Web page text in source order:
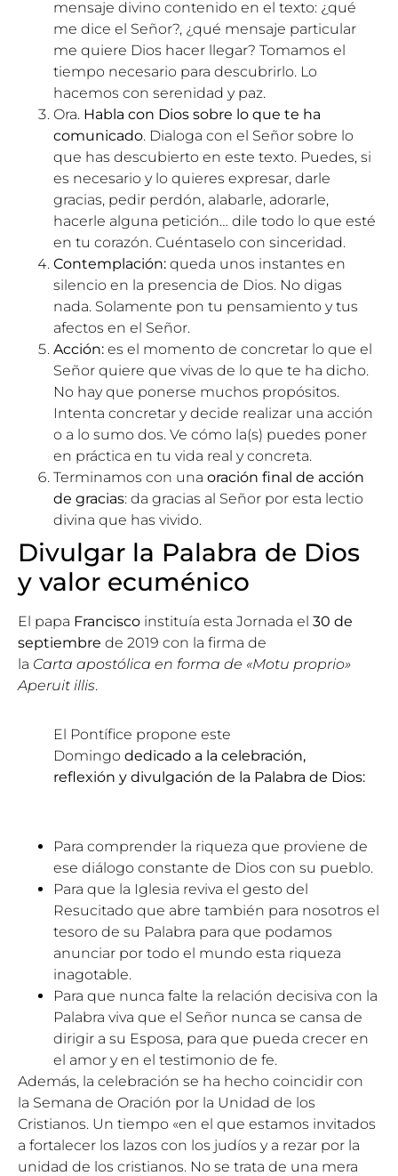
mensaje divino contenido en el texto: ¿qué
me dice el Señor?, ¿qué mensaje particular
me quiere Dios hacer llegar? Tomamos el
tiempo necesario para descubrirlo. Lo
hacemos con serenidad y paz.
Ora. Habla con Dios sobre lo que te ha
comunicado. Dialoga con el Señor sobre lo
que has descubierto en este texto. Puedes, si
es necesario y lo quieres expresar, darle
gracias, pedir perdón, alabarle, adorarle,
hacerle alguna petición… dile todo lo que esté
en tu corazón. Cuéntaselo con sinceridad.
Contemplación: queda unos instantes en
silencio en la presencia de Dios. No digas
nada. Solamente pon tu pensamiento y tus
afectos en el Señor.
Acción: es el momento de concretar lo que el
Señor quiere que vivas de lo que te ha dicho.
No hay que ponerse muchos propósitos.
Intenta concretar y decide realizar una acción
o a lo sumo dos. Ve cómo la(s) puedes poner
en práctica en tu vida real y concreta.
Terminamos con una oración final de acción
de gracias: da gracias al Señor por esta lectio
divina que has vivido.
Divulgar la Palabra de Dios
y valor ecuménico
El papa Francisco instituía esta Jornada el 30 de
septiembre de 2019 con la firma de
la Carta apostólica en forma de «Motu proprio»
Aperuit illis.
El Pontífice propone este
Domingo dedicado a la celebración,
reflexión y divulgación de la Palabra de Dios:
Para comprender la riqueza que proviene de
ese diálogo constante de Dios con su pueblo.
Para que la Iglesia reviva el gesto del
Resucitado que abre también para nosotros el
tesoro de su Palabra para que podamos
anunciar por todo el mundo esta riqueza
inagotable.
Para que nunca falte la relación decisiva con la
Palabra viva que el Señor nunca se cansa de
dirigir a su Esposa, para que pueda crecer en
el amor y en el testimonio de fe.
Además, la celebración se ha hecho coincidir con
la Semana de Oración por la Unidad de los
Cristianos. Un tiempo «en el que estamos invitados
a fortalecer los lazos con los judíos y a rezar por la
unidad de los cristianos. No se trata de una mera